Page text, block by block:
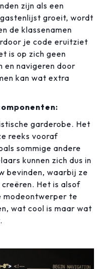
zijn als een
groeit, wordt
de klassenamen
je code eruitziet
is op zich geen
en navigeren door
kan wat extra
garderobe. Het
reeks vooraf
sommige andere
kunnen zich dus in
bevinden, waarbij ze
Het is alsof
modeontwerper te
wat cool is maar wat